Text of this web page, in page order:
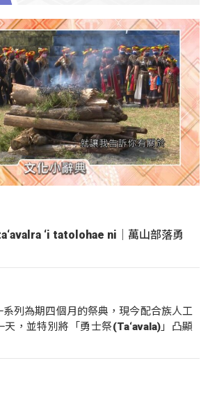
‘i tatolohae ni｜萬山部落勇
列為期四個月的祭典，現今配合族人工
天，並特別將「勇士祭(Ta‘avala)」凸顯